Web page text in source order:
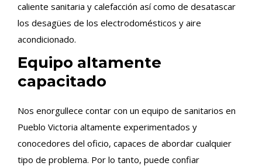
caliente sanitaria y calefacción así como de desatascar
los desagües de los electrodomésticos y aire
acondicionado.
Equipo altamente
capacitado
Nos enorgullece contar con un equipo de sanitarios en
Pueblo Victoria altamente experimentados y
conocedores del oficio, capaces de abordar cualquier
tipo de problema. Por lo tanto, puede confiar